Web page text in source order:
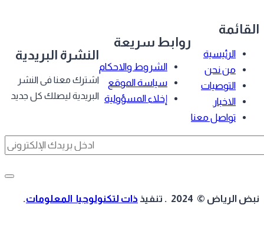
الرئيسية
من نحن
التوصيات
الاخبار
تواصل معنا
روابط سريعة
الشروط والاحكام
سياسة الموقع
إخلاء المسؤولية
النشرة البريدية
اشترك معنا فى النشر
البريدية ليصلك كل جديد
الرياض © 2024 . تنفيذ ذات لتكنولوجيا المعلومات.